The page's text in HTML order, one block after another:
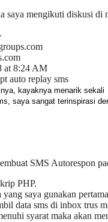
saya mengikuti diskusi
at 8:24 AM
auto replay sms
kayaknya menarik sekali
saya sangat terinspirasi
SMS Autorespon
PHP.
yang saya gunakan
data sms di inbox trus
syarat maka akan